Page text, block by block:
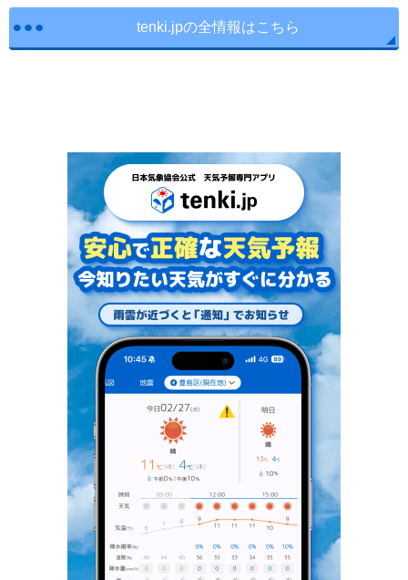
tenki.jpの全情報はこちら